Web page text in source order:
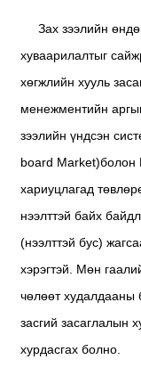
Зах зээлийн
хуваарилалтыг
хөгжлийн хууль
менежментийн
зээлийн үндсэн
board Market)болон
хариуцлагад
нээлттэй байх
(нээлттэй бус)
хэрэгтэй. Мөн
чөлөөт худалдааны
засгий засаглалын
хурдасгах болно.